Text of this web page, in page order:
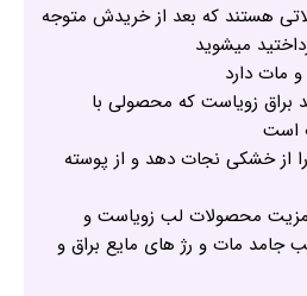
هستند که بعد از خریدش متوجه
میشوید
و مات دارد
زویاست که محصولی با
است
از خشکی نجات دهد و از پوسته
محصولات لب زویاست و
لب جامد مات و رژ های مایع براق و